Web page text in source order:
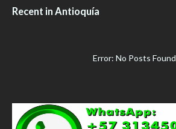
Recent in Antioquía
Error: No Posts Found